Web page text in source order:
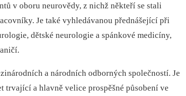
v oboru neurovědy, z nichž někteří se stali
Je také vyhledávanou přednášející při
dětské neurologie a spánkové medicíny,
a národních odborných společností. Je
a hlavně velice prospěšné působení ve